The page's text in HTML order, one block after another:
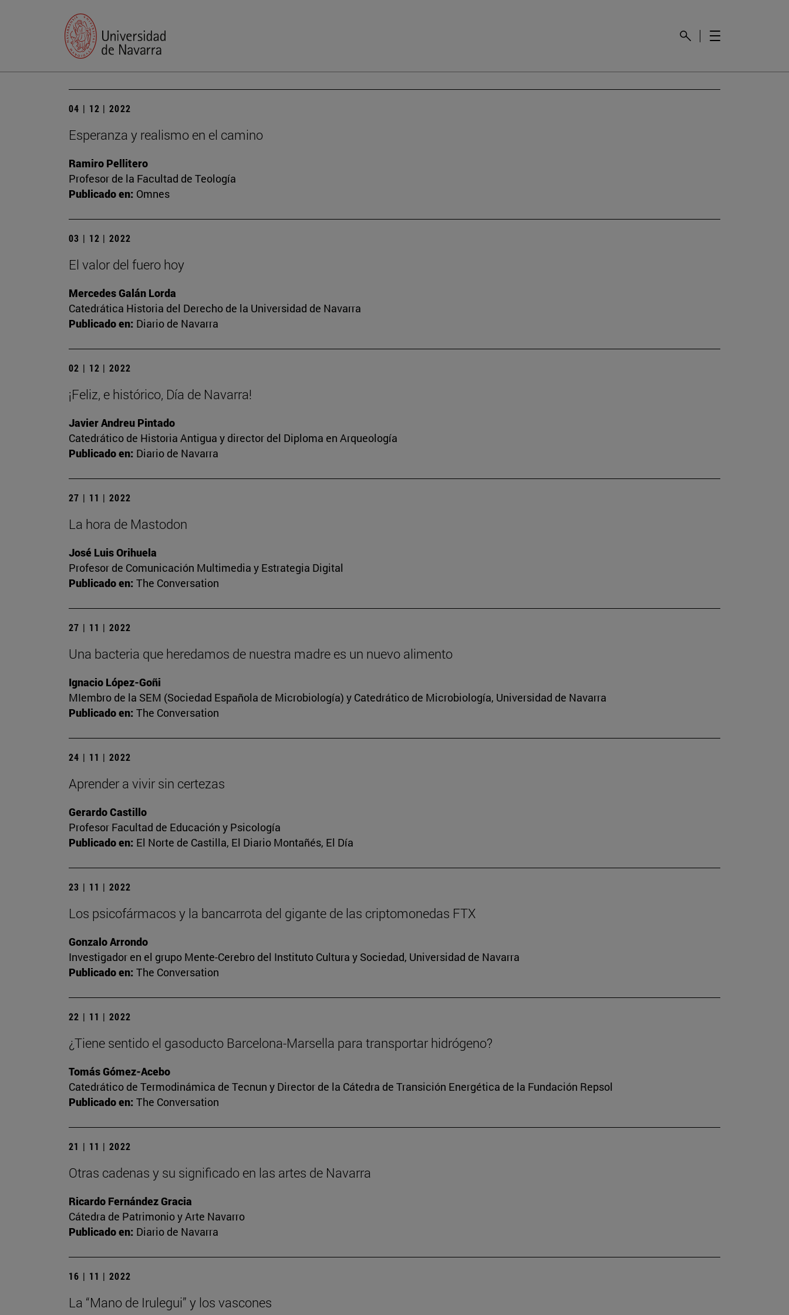
04 | 12 | 2022
Esperanza y realismo en el camino
Ramiro Pellitero
Profesor de la Facultad de Teología
Publicado en: Omnes
03 | 12 | 2022
El valor del fuero hoy
Mercedes Galán Lorda
Catedrática Historia del Derecho de la Universidad de Navarra
Publicado en: Diario de Navarra
02 | 12 | 2022
¡Feliz, e histórico, Día de Navarra!
Javier Andreu Pintado
Catedrático de Historia Antigua y director del Diploma en Arqueología
Publicado en: Diario de Navarra
27 | 11 | 2022
La hora de Mastodon
José Luis Orihuela
Profesor de Comunicación Multimedia y Estrategia Digital
Publicado en: The Conversation
27 | 11 | 2022
Una bacteria que heredamos de nuestra madre es un nuevo alimento
Ignacio López-Goñi
MIembro de la SEM (Sociedad Española de Microbiología) y Catedrático de Microbiología, Universidad de Navarra
Publicado en: The Conversation
24 | 11 | 2022
Aprender a vivir sin certezas
Gerardo Castillo
Profesor Facultad de Educación y Psicología
Publicado en: El Norte de Castilla, El Diario Montañés, El Día
23 | 11 | 2022
Los psicofármacos y la bancarrota del gigante de las criptomonedas FTX
Gonzalo Arrondo
Investigador en el grupo Mente-Cerebro del Instituto Cultura y Sociedad, Universidad de Navarra
Publicado en: The Conversation
22 | 11 | 2022
¿Tiene sentido el gasoducto Barcelona-Marsella para transportar hidrógeno?
Tomás Gómez-Acebo
Catedrático de Termodinámica de Tecnun y Director de la Cátedra de Transición Energética de la Fundación Repsol
Publicado en: The Conversation
21 | 11 | 2022
Otras cadenas y su significado en las artes de Navarra
Ricardo Fernández Gracia
Cátedra de Patrimonio y Arte Navarro
Publicado en: Diario de Navarra
16 | 11 | 2022
La “Mano de Irulegui” y los vascones